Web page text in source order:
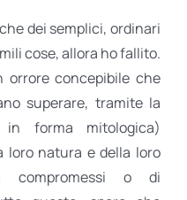
dei semplici, ordinari
cose, allora ho fallito.
concepibile che
superare, tramite la
forma mitologica)
loro natura e della loro
compromessi o di